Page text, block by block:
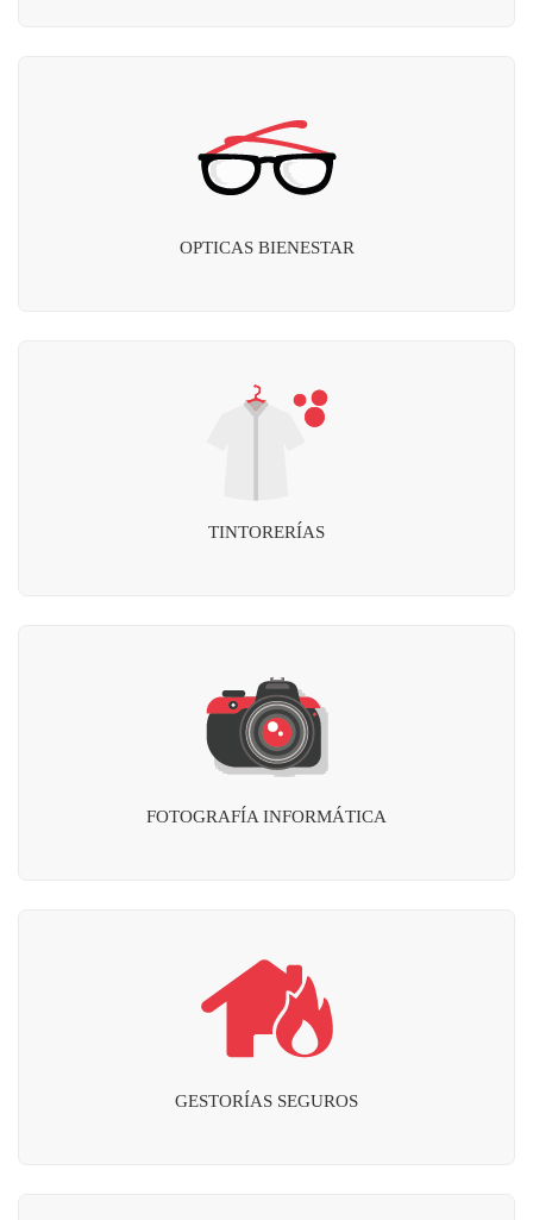
OPTICAS BIENESTAR
TINTORERÍAS
FOTOGRAFÍA INFORMÁTICA
GESTORÍAS SEGUROS